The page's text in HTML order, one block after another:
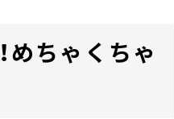
めちゃくちゃ